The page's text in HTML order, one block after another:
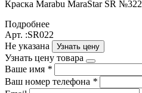
Краска Маrabu MaraStar SR
Подробнее
Арт. :SR022
Не указана
Узнать цену
Узнать цену товара
Ваше имя *
Ваш номер телефона *